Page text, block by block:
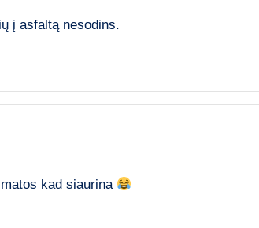
į asfaltą nesodins.
kad siaurina